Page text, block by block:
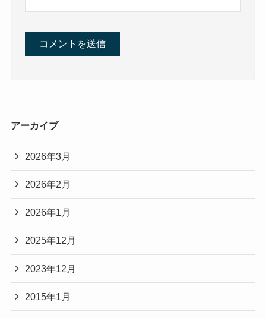
アーカイブ
2026年3月
2026年2月
2026年1月
2025年12月
2023年12月
2015年1月